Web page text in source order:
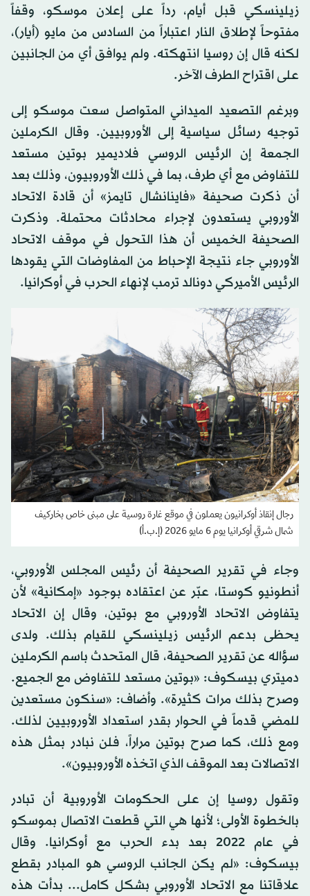
زيلينسكي قبل أيام، رداً على إعلان موسكو، وقفاً
مفتوحاً لإطلاق النار اعتباراً من السادس من مايو (أيار)،
لكنه قال إن روسيا انتهكته. ولم يوافق أي من الجانبين
على اقتراح الطرف الآخر.
وبرغم التصعيد الميداني المتواصل سعت موسكو إلى
توجيه رسائل سياسية إلى الأوروبيين. وقال الكرملين
الجمعة إن الرئيس الروسي فلاديمير بوتين مستعد
للتفاوض مع أي طرف، بما في ذلك الأوروبيون، وذلك بعد
أن ذكرت صحيفة «فاينانشال تايمز» أن قادة الاتحاد
الأوروبي يستعدون لإجراء محادثات محتملة. وذكرت
الصحيفة الخميس أن هذا التحول في موقف الاتحاد
الأوروبي جاء نتيجة الإحباط من المفاوضات التي يقودها
الرئيس الأميركي دونالد ترمب لإنهاء الحرب في أوكرانيا.
رجال إنقاذ أوكرانيون يعملون في موقع غارة روسية على مبنى خاص بخاركيف
شمال شرقي أوكرانيا يوم 6 مايو 2026 (إ.ب.أ)
وجاء في تقرير الصحيفة أن رئيس المجلس الأوروبي،
أنطونيو كوستا، عبّر عن اعتقاده بوجود «إمكانية» لأن
يتفاوض الاتحاد الأوروبي مع بوتين، وقال إن الاتحاد
يحظى بدعم الرئيس زيلينسكي للقيام بذلك. ولدى
سؤاله عن تقرير الصحيفة، قال المتحدث باسم الكرملين
دميتري بيسكوف: «بوتين مستعد للتفاوض مع الجميع.
وصرح بذلك مرات كثيرة». وأضاف: «سنكون مستعدين
للمضي قدماً في الحوار بقدر استعداد الأوروبيين لذلك.
ومع ذلك، كما صرح بوتين مراراً، فلن نبادر بمثل هذه
الاتصالات بعد الموقف الذي اتخذه الأوروبيون».
وتقول روسيا إن على الحكومات الأوروبية أن تبادر
بالخطوة الأولى؛ لأنها هي التي قطعت الاتصال بموسكو
في عام 2022 بعد بدء الحرب مع أوكرانيا. وقال
بيسكوف: «لم يكن الجانب الروسي هو المبادر بقطع
علاقاتنا مع الاتحاد الأوروبي بشكل كامل... بدأت هذه